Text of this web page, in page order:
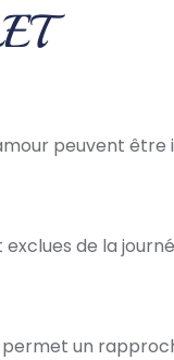
peuvent
de la
un